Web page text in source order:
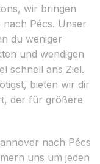
wir bringen
Pécs. Unser
du weniger
und wendigen
schnell ans Ziel.
bieten wir dir
der für größere
nach Pécs
uns um jeden